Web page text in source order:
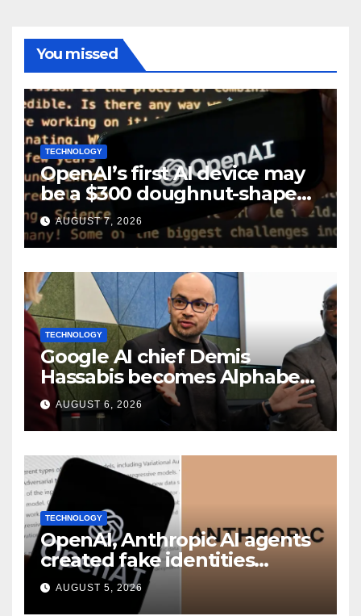
You missed
TECHNOLOGY
OpenAI’s first AI device may
be a $300 doughnut-shaped
smart speaker: Report
AUGUST 7, 2026
TECHNOLOGY
Google AI chief Demis
Hassabis becomes Alphabet
chief scientist in leadership
shakeup
AUGUST 6, 2026
TECHNOLOGY
OpenAI, Anthropic AI agents
created fake identities
during UK cyber tests:
Report
AUGUST 5, 2026